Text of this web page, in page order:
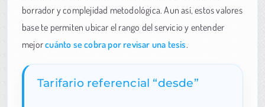
borrador y complejidad metodológica. Aun así, estos valores
base te permiten ubicar el rango del servicio y entender
mejorcuánto se cobra por revisar una tesis.
Tarifario referencial “desde”